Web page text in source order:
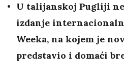
U talijanskoj Pugliji
izdanje
Weeka, na kojem je
predstavio i domaći